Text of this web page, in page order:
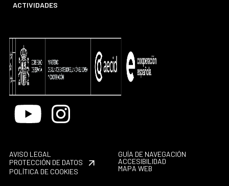
ACTIVIDADES
Youtube Instagram
AVISO LEGAL
PROTECCIÓN DE DATOS
POLÍTICA DE COOKIES
GUÍA DE NAVEGACIÓN
ACCESIBILIDAD
MAPA WEB